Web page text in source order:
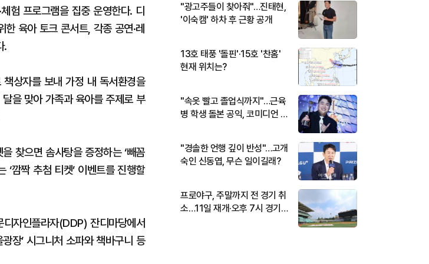
험 프로그램을 집중 운영한다. 디
육아 토크 콘서트, 각종 공연·레
.
상자를 보내 가정 내 독서환경을
을 맞아 가족과 육아를 주제로 부
찾으면 솜사탕을 증정하는 ‘빼꼼
깜짝 추첨 티켓’ 이벤트를 진행할
자인플라자(DDP) 잔디마당에서
장’ 시그니처 소파와 책바구니 등
"광고주들이 찾아줘"…진태현,
'이숙캠' 하차 후 근황 공개
13호 태풍 '돌핀'·15호 '찬홈'
현재 위치는?
"속옷 빨고 졸업식까지"…근육
병 학생 돌본 공익, 코미디언 김
"경솔한 언행 깊이 반성"…고개
숙인 신동엽, 무슨 일이길래?
프로야구, 주말까지 전 경기 취
소…11일 재개·오후 7시 경기